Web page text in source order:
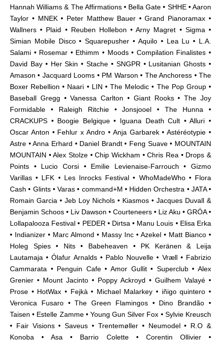
Hannah Williams & The Affirmations • Bella Gate • SHHE• Aaron
Taylor • MNEK • Peter Matthew Bauer • Grand Pianoramax •
Wallners • Plaid • Reuben Hollebon • Arny Magret • Sigma •
Simian Mobile Disco • Squarepusher • Aquilo • Lea Lu • L.A.
Salami • Rosemar • Ethimm • Moods • Compilation Finalistes •
David Bay • Her Skin • Stache • SNGPR • Lusitanian Ghosts •
Amason • Jacquard Looms • PM Warson • The Anchoress • The
Boxer Rebellion • Naari • LIN • The Melodic • The Pop Group •
Baseball Gregg • Vanessa Carlton • Giant Rooks • The Joy
Formidable • Raleigh Ritchie • Jonsjooel • The Hunna •
CRACKUPS • Boogie Belgique • Iguana Death Cult • Alluri •
Oscar Anton • Fehlur x Andro • Anja Garbarek • Astéréotypie •
Astre • Anna Erhard • Daniel Brandt • Feng Suave • MOUNTAIN
MOUNTAIN • Alex Stolze • Chip Wickham • Chris Rea • Drops &
Points • Lucio Corsi • Emilie Levienaise-Farrouch • Gizmo
Varillas • LFK • Les Inrocks Festival • WhoMadeWho • Flora
Cash • Glints • Varas • command+M • Hidden Orchestra • JATA •
Romain Garcia • Jeb Loy Nichols • Kiasmos • Jacques Duvall &
Benjamin Schoos • Liv Dawson • Courteneers • Liz Aku • GRÓA •
Lollapalooza Festival • PEDER • Dirtsa • Manu Louis • Elisa Erka
• Indianizer • Marc Almond • Massy Inc • Azekel • Matt Bianco •
Holeg Spies • Nits • Babeheaven • PK Keränen & Leija
Lautamaja • Ólafur Arnalds • Pablo Nouvelle • Vræll • Fabrizio
Cammarata • Penguin Cafe • Amor Gullit • Superclub • Alex
Grenier • Mount Jacinto • Poppy Ackroyd • Guilhem Valayé •
Prose • HotWax • Fejkà • Michael Malarkey • iñigo quintero •
Veronica Fusaro • The Green Flamingos • Dino Brandão •
Taisen • Estelle Zamme• Young Gun Silver Fox • Sylvie Kreusch
• Fair Visions • Saveus • Trentemøller • Neumodel • R.O &
Konoba • Asa • Barrio Colette • Corentin Ollivier •